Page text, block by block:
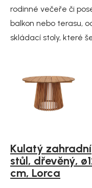
rodinné večeře či
balkon nebo terasu,
skládací stoly, které
Kulatý zahradní
stůl, dřevěný,
cm, Lorca